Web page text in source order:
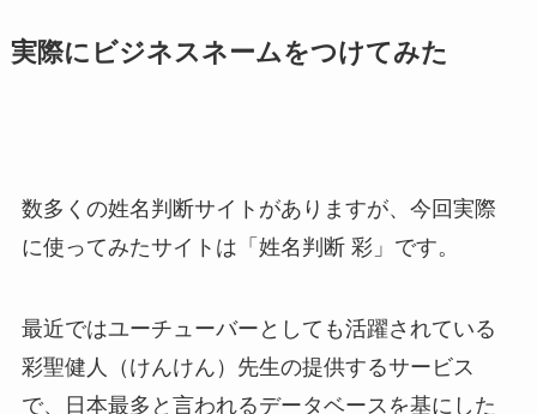
実際にビジネスネームをつけてみた
数多くの姓名判断サイトがありますが、今回実際
に使ってみたサイトは「姓名判断 彩」です。
最近ではユーチューバーとしても活躍されている
彩聖健人（けんけん）先生の提供するサービス
で、日本最多と言われるデータベースを基にした